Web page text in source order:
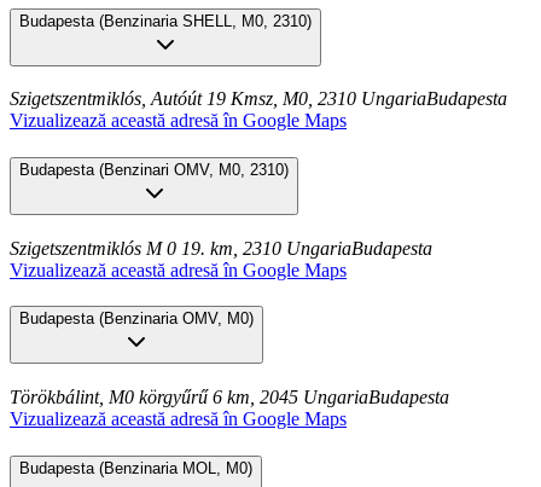
Budapesta (Benzinaria SHELL, M0, 2310)
Szigetszentmiklós, Autóút 19 Kmsz, M0, 2310 UngariaBudapesta
Vizualizează această adresă în Google Maps
Budapesta(Benzinari OMV, M0, 2310)
Szigetszentmiklós M 0 19. km, 2310 UngariaBudapesta
Vizualizează această adresă în Google Maps
Budapesta(Benzinaria OMV, M0)
Törökbálint, M0 körgyűrű 6 km, 2045 UngariaBudapesta
Vizualizează această adresă în Google Maps
Budapesta (Benzinaria MOL, M0)